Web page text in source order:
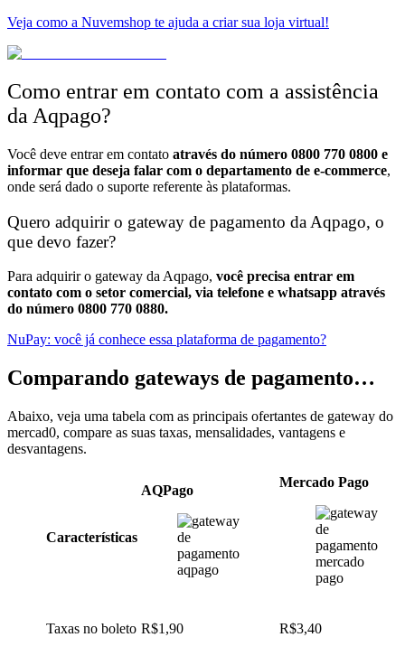
Veja como a Nuvemshop te ajuda a criar sua loja virtual!
Como entrar em contato com a assistência
da Aqpago?
Você deve entrar em contato através do número 0800 770 0800 e
informar que deseja falar com o departamento de e-commerce,
onde será dado o suporte referente às plataformas.
Quero adquirir o gateway de pagamento da Aqpago, o
que devo fazer?
Para adquirir o gateway da Aqpago, você precisa entrar em
contato com o setor comercial, via telefone e whatsapp através
do número 0800 770 0880.
NuPay: você já conhece essa plataforma de pagamento?
Comparando gateways de pagamento…
Abaixo, veja uma tabela com as principais ofertantes de gateway do
mercad0, compare as suas taxas, mensalidades, vantagens e
desvantagens.
Características
AQPago
Mercado Pago
Taxas no boleto R$1,90 R$3,40